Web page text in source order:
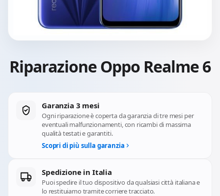
Riparazione Oppo Realme 6
Garanzia 3 mesi
Ogni riparazione è coperta da garanzia di tre mesi per
eventuali malfunzionamenti, con ricambi di massima
qualità testati e garantiti.
Scopri di più sulla garanzia
Spedizione in Italia
Puoi spedire il tuo dispositivo da qualsiasi città italiana e
lo restituiamo tramite corriere tracciato.